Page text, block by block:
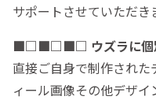
サポートさせていただき
■□■□■□ ウズラに
直接ご自身で制作され
ィール画像その他デザ